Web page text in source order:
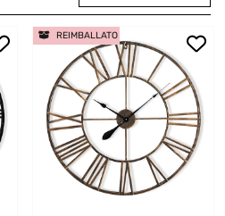
REIMBALLATO